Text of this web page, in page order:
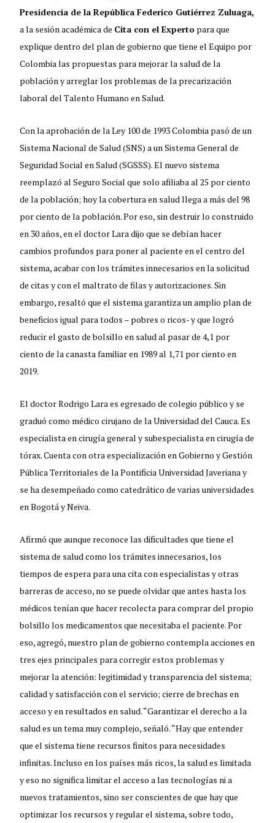
Presidencia de la República Federico Gutiérrez Zuluaga,
a la sesión académica de Cita con el Experto para que
explique dentro del plan de gobierno que tiene el Equipo por
Colombia las propuestas para mejorar la salud de la
población y arreglar los problemas de la precarización
laboral del Talento Humano en Salud.
Con la aprobación de la Ley 100 de 1993 Colombia pasó de un
Sistema Nacional de Salud (SNS) a un Sistema General de
Seguridad Social en Salud (SGSSS). El nuevo sistema
reemplazó al Seguro Social que solo afiliaba al 25 por ciento
de la población; hoy la cobertura en salud llega a más del 98
por ciento de la población. Por eso, sin destruir lo construido
en 30 años, en el doctor Lara dijo que se debían hacer
cambios profundos para poner al paciente en el centro del
sistema, acabar con los trámites innecesarios en la solicitud
de citas y con el maltrato de filas y autorizaciones. Sin
embargo, resaltó que el sistema garantiza un amplio plan de
beneficios igual para todos – pobres o ricos- y que logró
reducir el gasto de bolsillo en salud al pasar de 4,1 por
ciento de la canasta familiar en 1989 al 1,71 por ciento en
2019.
El doctor Rodrigo Lara es egresado de colegio público y se
graduó como médico cirujano de la Universidad del Cauca. Es
especialista en cirugía general y subespecialista en cirugía de
tórax. Cuenta con otra especialización en Gobierno y Gestión
Pública Territoriales de la Pontificia Universidad Javeriana y
se ha desempeñado como catedrático de varias universidades
en Bogotá y Neiva.
Afirmó que aunque reconoce las dificultades que tiene el
sistema de salud como los trámites innecesarios, los
tiempos de espera para una cita con especialistas y otras
barreras de acceso, no se puede olvidar que antes hasta los
médicos tenían que hacer recolecta para comprar del propio
bolsillo los medicamentos que necesitaba el paciente. Por
eso, agregó, nuestro plan de gobierno contempla acciones en
tres ejes principales para corregir estos problemas y
mejorar la atención: legitimidad y transparencia del sistema;
calidad y satisfacción con el servicio; cierre de brechas en
acceso y en resultados en salud. “Garantizar el derecho a la
salud es un tema muy complejo, señaló. “Hay que entender
que el sistema tiene recursos finitos para necesidades
infinitas. Incluso en los países más ricos, la salud es limitada
y eso no significa limitar el acceso a las tecnologías ni a
nuevos tratamientos, sino ser conscientes de que hay que
optimizar los recursos y regular el sistema, sobre todo,